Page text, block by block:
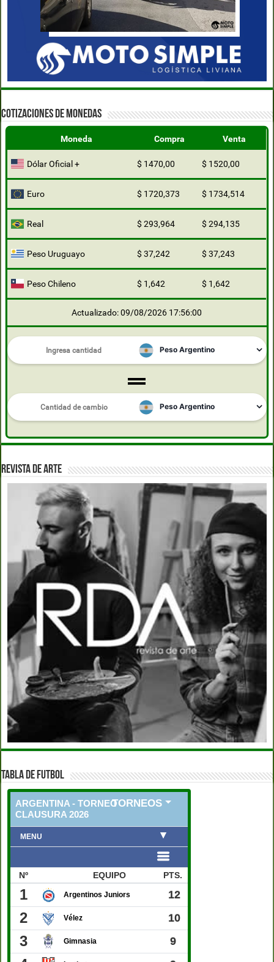
COTIZACIONES DE MONEDAS
Moneda Compra Venta
Dólar Oficial + $ 1470,00 $ 1520,00
Euro $ 1720,373 $ 1734,514
Real $ 293,964 $ 294,135
Peso Uruguayo $ 37,242 $ 37,243
Peso Chileno $ 1,642 $ 1,642
Actualizado: 09/08/2026 17:56:00
REVISTA DE ARTE
TABLA DE FUTBOL